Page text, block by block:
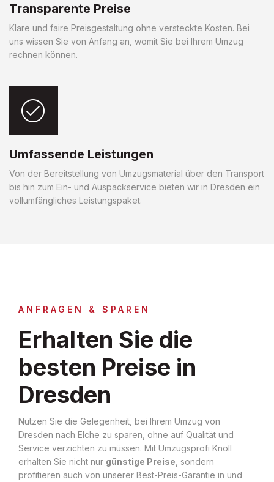
Transparente Preise
Klare und faire Preisgestaltung ohne versteckte Kosten. Bei
uns wissen Sie von Anfang an, womit Sie bei Ihrem Umzug
rechnen können.
Umfassende Leistungen
Von der Bereitstellung von Umzugsmaterial über den Transport
bis hin zum Ein- und Auspackservice bieten wir in Dresden ein
vollumfängliches Leistungspaket.
ANFRAGEN & SPAREN
Erhalten Sie die
besten Preise in
Dresden
Nutzen Sie die Gelegenheit, bei Ihrem Umzug von
Dresden nach Elche zu sparen, ohne auf Qualität und
Service verzichten zu müssen. Mit Umzugsprofi Knoll
erhalten Sie nicht nur günstige Preise , sondern
profitieren auch von unserer Best-Preis-Garantie in und